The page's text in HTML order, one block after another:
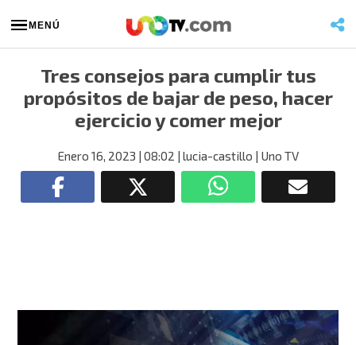
MENÚ
Tres consejos para cumplir tus
propósitos de bajar de peso, hacer
ejercicio y comer mejor
Enero 16, 2023 | 08:02 | lucia-castillo | Uno TV